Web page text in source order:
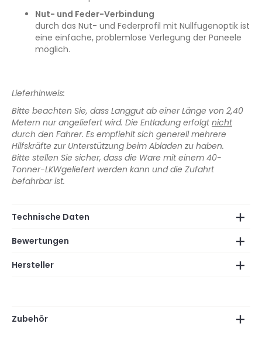
Nut- und Feder-Verbindung
durch das Nut- und Federprofil mit Nullfugenoptik ist
eine einfache, problemlose Verlegung der Paneele
möglich.
Lieferhinweis:
Bitte beachten Sie, dass Langgut ab einer Länge von 2,40
Metern nur angeliefert wird. Die Entladung erfolgtnicht
durch den Fahrer. Es empfiehlt sich generell mehrere
Hilfskräfte zur Unterstützung beim Abladen zu haben.
Bitte stellen Sie sicher, dass die Ware mit einem 40-
Tonner-LKWgeliefert werden kann und die Zufahrt
befahrbar ist.
Technische Daten
Bewertungen
Hersteller
Zubehör